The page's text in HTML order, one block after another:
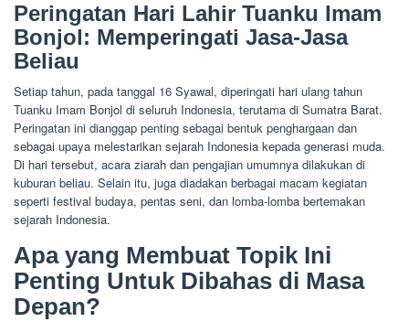
Peringatan Hari Lahir Tuanku Imam
Bonjol: Memperingati Jasa-Jasa
Beliau
Setiap tahun, pada tanggal 16 Syawal, diperingati hari ulang tahun
Tuanku Imam Bonjol di seluruh Indonesia, terutama di Sumatra Barat.
Peringatan ini dianggap penting sebagai bentuk penghargaan dan
sebagai upaya melestarikan sejarah Indonesia kepada generasi muda.
Di hari tersebut, acara ziarah dan pengajian umumnya dilakukan di
kuburan beliau. Selain itu, juga diadakan berbagai macam kegiatan
seperti festival budaya, pentas seni, dan lomba-lomba bertemakan
sejarah Indonesia.
Apa yang Membuat Topik Ini
Penting Untuk Dibahas di Masa
Depan?